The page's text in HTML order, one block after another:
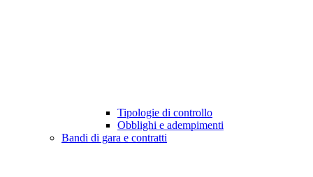
Tipologie di controllo
Obblighi e adempimenti
Bandi di gara e contratti